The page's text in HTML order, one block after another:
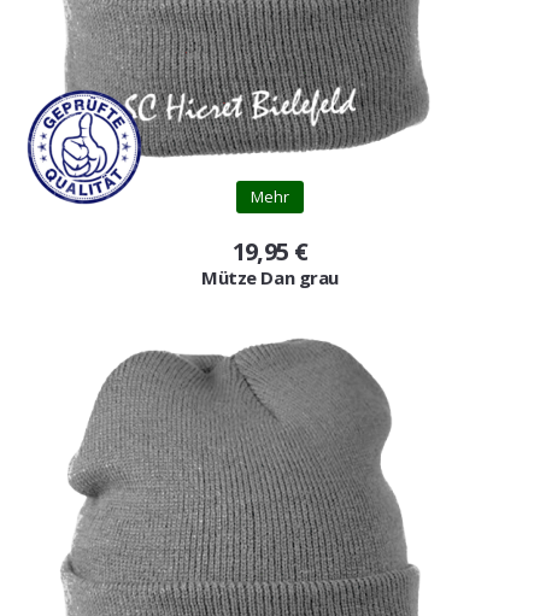
Mehr
19,95 €
Mütze Dan grau